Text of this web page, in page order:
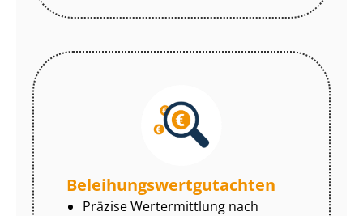
Be­lei­hungs­wert­gut­ach­ten
Präzise Wertermittlung nach